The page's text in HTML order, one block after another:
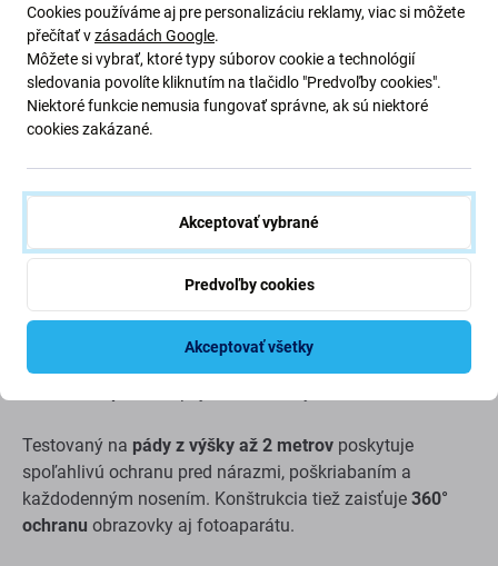
iPhone 17 Pro Max
Puzdro Devia Pino MagSafe
ponúka dokonalú rovnováhu
medzi odolnosťou, funkčnosťou a moderným dizajnom
pre vášiPhone 17 Pro Max
Vďaka integrovanýmmagnetom MagSafe
puzdro presné zarovnanie a stabilné upevnenie pre
bezdrôtové nabíjanie a príslušenstvo.
Puzdro je vyrobené z kombináciePC a TPU materiálov
špeciálnou povrchovou úpravou, ktorá je
Testovaný na pády z výšky až 2 metrov poskytuje
spoľahlivú ochranu pred nárazmi, poškriabaním a
každodenným nosením. Konštrukcia tiež zaisťuje 360°
ochranu obrazovky aj fotoaparátu.
Cookies používáme aj pre personalizáciu reklamy, viac si môžete
přečítať vzásadách Google.
Môžete si vybrať, ktoré typy súborov cookie a technológií
sledovania povolíte kliknutím na tlačidlo "Predvoľby cookies".
Niektoré funkcie nemusia fungovať správne, ak sú niektoré
cookies zakázané.
Akceptovať vybrané
Predvoľby cookies
Akceptovať všetky